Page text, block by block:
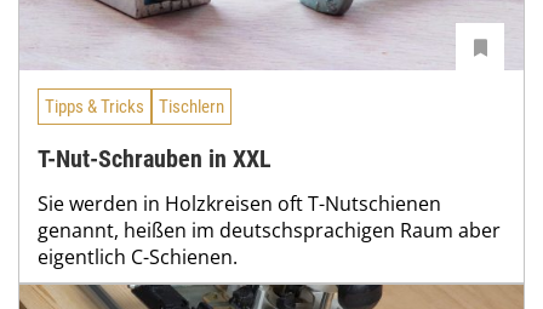
Tipps & Tricks Tischlern
T-Nut-Schrauben in XXL
Sie werden in Holzkreisen oft T-Nutschienen
genannt, heißen im deutschsprachigen Raum aber
eigentlich C-Schienen.